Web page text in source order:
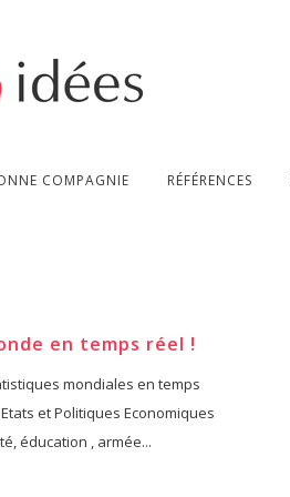
COMPAGNIE RÉFÉRENCES
en temps réel !
mondiales en temps
et Politiques Economiques
éducation , armée...